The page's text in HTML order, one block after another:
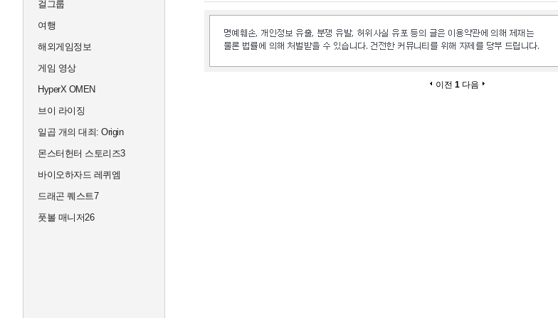
걸그룹
여행
해외게임정보
게임 영상
HyperX OMEN
브이 라이징
일곱 개의 대죄: Origin
몬스터헌터 스토리즈3
바이오하자드 레퀴엠
드래곤 퀘스트7
풋볼 매니저26
이전 1 다음